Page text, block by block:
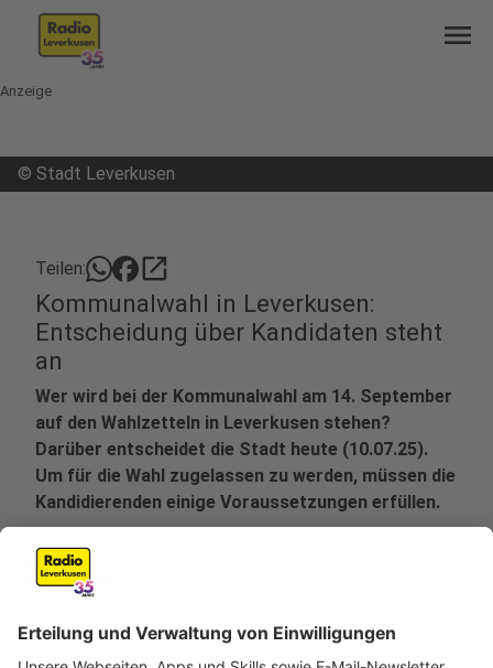
menu
Anzeige
© Stadt Leverkusen
Teilen: open_in_new
Kommunalwahl in Leverkusen:
Entscheidung über Kandidaten steht
an
Wer wird bei der Kommunalwahl am 14. September
auf den Wahlzetteln in Leverkusen stehen?
Darüber entscheidet die Stadt heute (10.07.25).
Um für die Wahl zugelassen zu werden, müssen die
Kandidierenden einige Voraussetzungen erfüllen.
Veröffentlicht: